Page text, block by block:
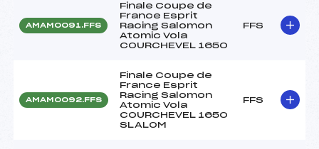
AMAM0091.FFS
Finale Coupe de
France Esprit
Racing Salomon
Atomic Vola
COURCHEVEL 1650
FFS
AMAM0092.FFS
Finale Coupe de
France Esprit
Racing Salomon
Atomic Vola
COURCHEVEL 1650
SLALOM
FFS